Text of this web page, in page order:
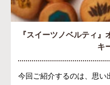
『スイーツノベルティ』
キ
今回ご紹介するのは、思